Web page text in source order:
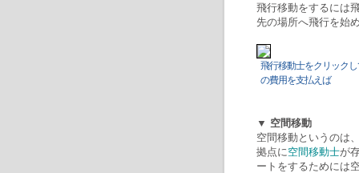
飛行移動をするには
先の場所へ飛行を始
飛行移動士をクリック
の費用を支払えば
▼ 空間移動
空間移動というのは
拠点に空間移動士が
ートをするためには